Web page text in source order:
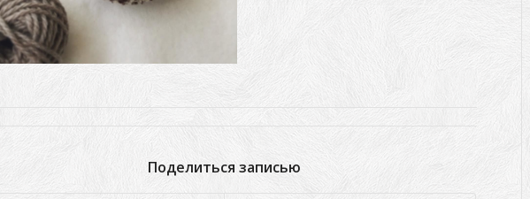
Поделиться записью